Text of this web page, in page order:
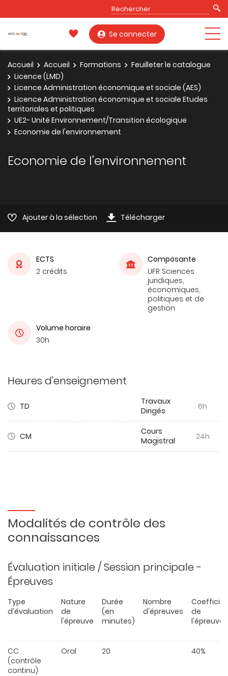
Se connecter
Accueil Accueil Formations
Feuilleter le catalogue
Licence (LMD)
Licence Administration économique et sociale (AES)
Licence Administration économique et sociale Etudes
territoriales et politiques
UE2- Unité Environnement/Transition écologique
Economie de l'environnement
Economie de l'environnement
Ajouter à la sélection Télécharger
ECTS
2 crédits
Composante
UFR Sciences
juridiques,
économiques,
politiques et de
gestion
Volume horaire
30h
Heures d'enseignement
TD
Travaux
Dirigés
6h
CM
Cours
Magistral
24h
Modalités de contrôle des
connaissances
Évaluation initiale / Session principale -
Épreuves
Type
d'évaluation
Nature
de
l'épreuve
Durée
(en
minutes)
Nombre
d'épreuves
de
l'épreuve
CC
(contrôle
continu)
Oral 20 40%